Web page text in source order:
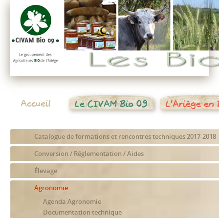
Accueil Le CIVAM Bio 09 L'Ariège en
Catalogue de formations et rencontres techniques 2017-2018
Conversion / Réglementation / Aides
Élevage
Agronomie
Agenda Agronomie
Documentation technique